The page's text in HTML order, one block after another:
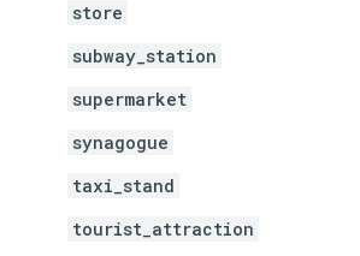
store
subway_station
supermarket
synagogue
taxi_stand
tourist_attraction